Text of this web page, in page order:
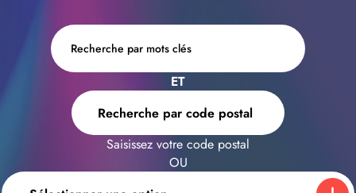
ET
Recherche par code postal
Saisissez votre code postal
OU